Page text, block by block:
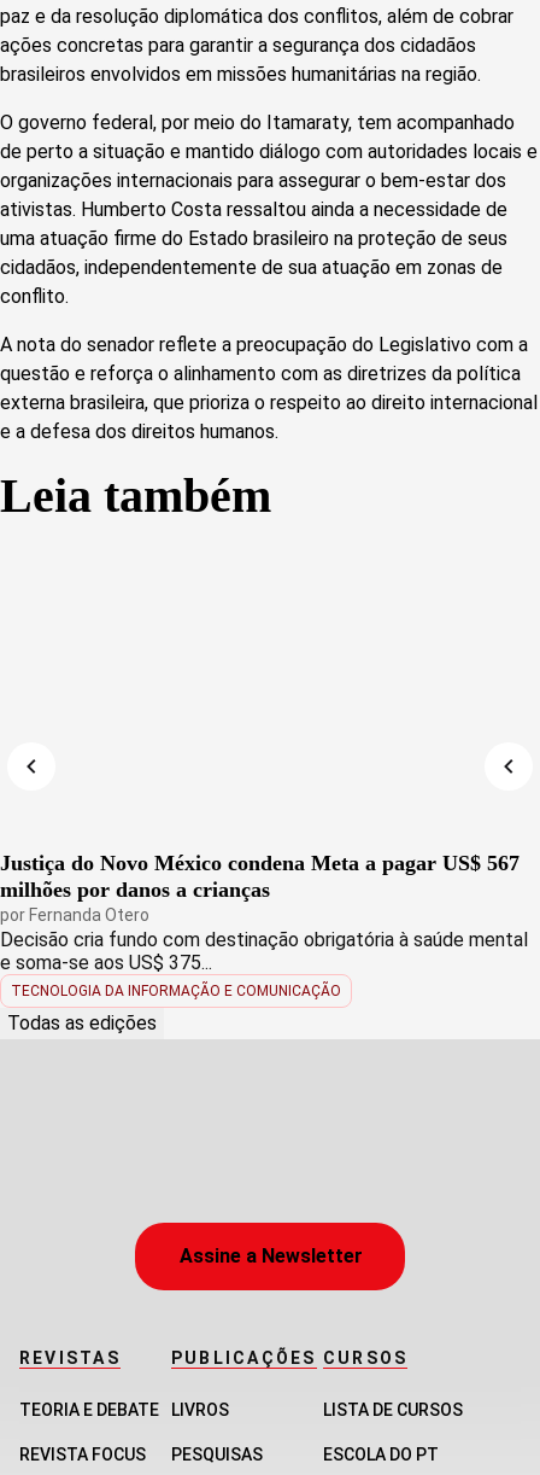
paz e da resolução diplomática dos conflitos, além de cobrar
ações concretas para garantir a segurança dos cidadãos
brasileiros envolvidos em missões humanitárias na região.
O governo federal, por meio do Itamaraty, tem acompanhado
de perto a situação e mantido diálogo com autoridades locais e
organizações internacionais para assegurar o bem-estar dos
ativistas. Humberto Costa ressaltou ainda a necessidade de
uma atuação firme do Estado brasileiro na proteção de seus
cidadãos, independentemente de sua atuação em zonas de
conflito.
A nota do senador reflete a preocupação do Legislativo com a
questão e reforça o alinhamento com as diretrizes da política
externa brasileira, que prioriza o respeito ao direito internacional
e a defesa dos direitos humanos.
Leia também
Justiça do Novo México condena Meta a pagar US$ 567
milhões por danos a crianças
por Fernanda Otero
Decisão cria fundo com destinação obrigatória à saúde mental
e soma-se aos US$ 375...
TECNOLOGIA DA INFORMAÇÃO E COMUNICAÇÃO
Todas as edições
Assine a Newsletter
REVISTAS
TEORIA E DEBATE
REVISTA FOCUS
PUBLICAÇÕES
LIVROS
PESQUISAS
CURSOS
LISTA DE CURSOS
ESCOLA DO PT